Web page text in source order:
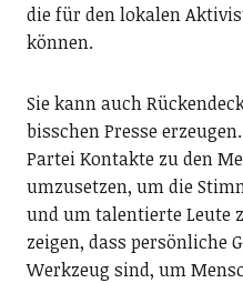
die für den lokalen
können.
Sie kann auch
bisschen Presse
Partei Kontakte zu den
umzusetzen, um die
und um talentierte Leute
zeigen, dass persönliche
Werkzeug sind, um